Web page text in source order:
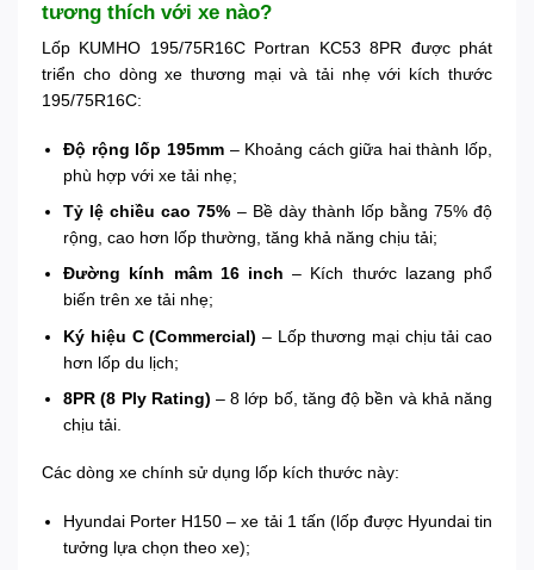
tương thích với xe nào?
Lốp KUMHO 195/75R16C Portran KC53 8PR được phát
triển cho dòng xe thương mại và tải nhẹ với kích thước
195/75R16C:
Độ rộng lốp 195mm– Khoảng cách giữa hai thành lốp,
phù hợp với xe tải nhẹ;
Tỷ lệ chiều cao 75% – Bề dày thành lốp bằng 75% độ
rộng, cao hơn lốp thường, tăng khả năng chịu tải;
Đường kính mâm 16 inch – Kích thước lazang phổ
biến trên xe tải nhẹ;
Ký hiệu C (Commercial) – Lốp thương mại chịu tải cao
hơn lốp du lịch;
8PR (8 Ply Rating)– 8 lớp bố, tăng độ bền và khả năng
chịu tải.
Các dòng xe chính sử dụng lốp kích thước này:
Hyundai Porter H150 – xe tải 1 tấn (lốp được Hyundai tin
tưởng lựa chọn theo xe);